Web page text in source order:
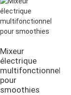
Mixeur
électrique
multifonctionnel
pour
smoothies